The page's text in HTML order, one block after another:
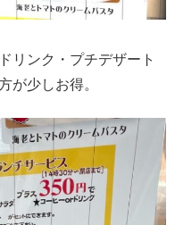
リンク・プチデザート
が少しお得。